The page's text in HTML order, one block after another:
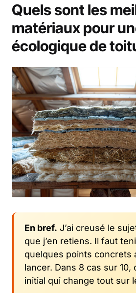
Quels sont les
matériaux pour
écologique de
En bref. J’ai creusé le
que j’en retiens. Il faut
quelques points concrets
lancer. Dans 8 cas sur 10,
initial qui change tout sur